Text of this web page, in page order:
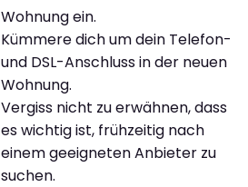
Wohnung ein.
Kümmere dich um dein Telefon-
und DSL-Anschluss in der neuen
Wohnung.
Vergiss nicht zu erwähnen, dass
es wichtig ist, frühzeitig nach
einem geeigneten Anbieter zu
suchen.